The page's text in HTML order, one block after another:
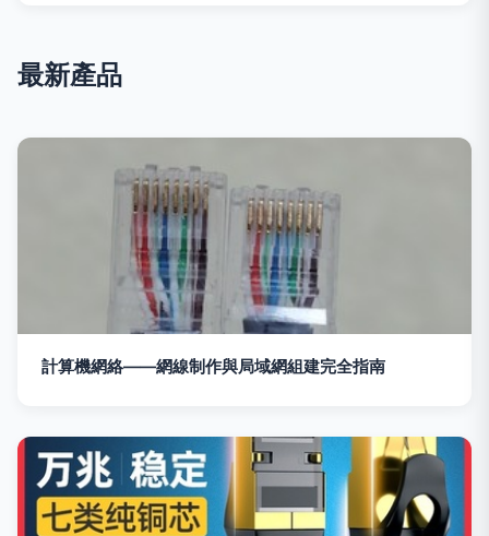
最新產品
計算機網絡——網線制作與局域網組建完全指南